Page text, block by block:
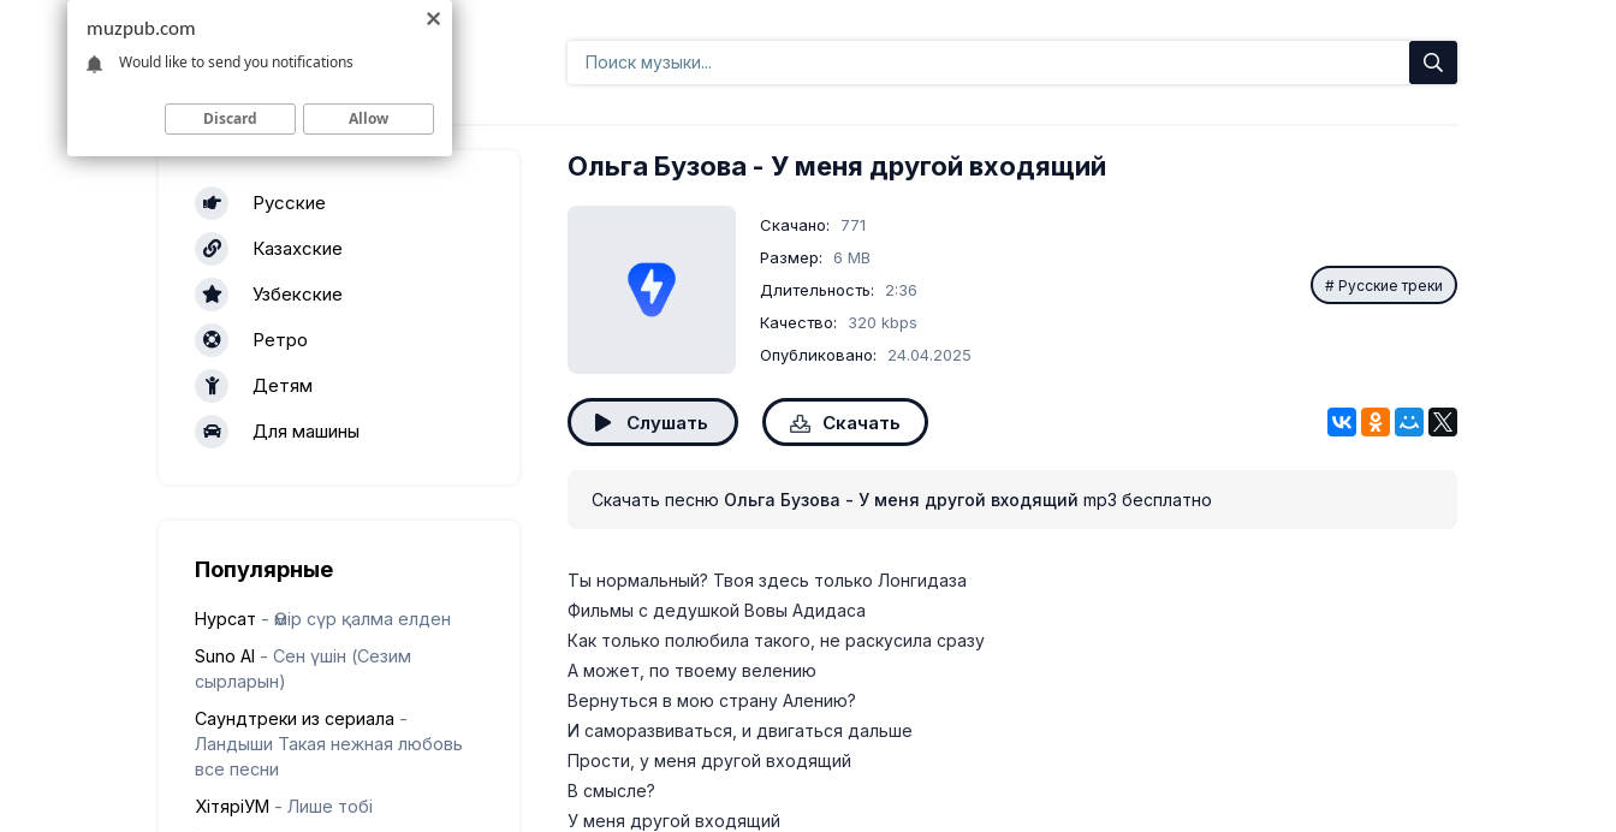
Русские
Казахские
Узбекские
Ретро
Детям
Для машины
Популярные
Нурсат - Өмір сүр қалма елден
Suno AI - Сен үшін (Сезим
сырларын)
Саундтреки из сериала -
Ландыши Такая нежная любовь
все песни
ХітяріУМ - Лише тобі
Ольга Бузова - У меня другой входящий
Скачано:
771
Размер:
6 MB
Длительность:
2:36
Качество:
320 kbps
Опубликовано:
24.04.2025
Русские треки
Слушать Скачать
Скачать песню Ольга Бузова - У меня другой входящий mp3 бесплатно
Ты нормальный? Твоя здесь только Лонгидаза
Фильмы с дедушкой Вовы Адидаса
Как только полюбила такого, не раскусила сразу
А может, по твоему велению
Вернуться в мою страну Алению?
И саморазвиваться, и двигаться дальше
Прости, у меня другой входящий
В смысле?
У меня другой входящий
muzpub.com
Would like to send you notifications
Discard Allow